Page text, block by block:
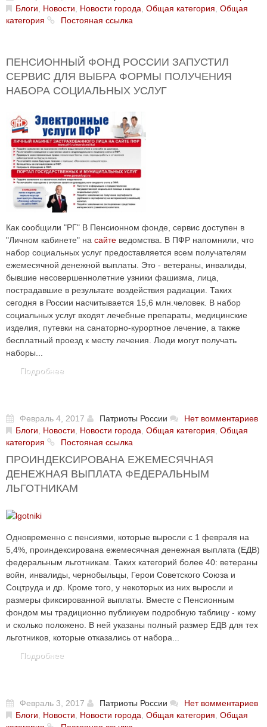
Блоги
Новости Новости города Общая категория Общая
категория
Постояная ссылка
ПЕНСИОННЫЙ ФОНД РОССИИ ЗАПУСТИЛ
СЕРВИС ДЛЯ ВЫБРА ФОРМЫ ПОЛУЧЕНИЯ
НАБОРА СОЦИАЛЬНЫХ УСЛУГ
Как сообщили "РГ" В Пенсионном фонде, сервис доступен в
"Личном кабинете" на сайте ведомства. В ПФР напомнили, что
набор социальных услуг предоставляется всем получателям
ежемесячной денежной выплаты. Это - ветераны, инвалиды,
бывшие несовершеннолетние узники фашизма, лица,
пострадавшие в результате воздействия радиации. Таких
сегодня в России насчитывается 15,6 млн.человек. В набор
социальных услуг входят лечебные препараты, медицинские
изделия, путевки на санаторно-курортное лечение, а также
бесплатный проезд к месту лечения. Люди могут получать
наборы...
Подробнее
Февраль 4, 2017 Патриоты России
Нет вомментариев
Блоги
Новости Новости города Общая категория Общая
категория
Постояная ссылка
ПРОИНДЕКСИРОВАНА ЕЖЕМЕСЯЧНАЯ
ДЕНЕЖНАЯ ВЫПЛАТА ФЕДЕРАЛЬНЫМ
ЛЬГОТНИКАМ
Одновременно с пенсиями, которые выросли с 1 февраля на
5,4%, проиндексирована ежемесячная денежная выплата (ЕДВ)
федеральным льготникам. Таких категорий более 40: ветераны
войн, инвалиды, чернобыльцы, Герои Советского Союза и
Соцтруда и др. Кроме того, у некоторых из них выросли и
размеры фиксированной выплаты. Вместе с Пенсионным
фондом мы традиционно публикуем подробную таблицу - кому
и сколько положено. В ней указаны полный размер ЕДВ для тех
льготников, которые отказались от набора...
Подробнее
Февраль 3, 2017 Патриоты России
Нет вомментариев
Блоги
Новости Новости города Общая категория Общая